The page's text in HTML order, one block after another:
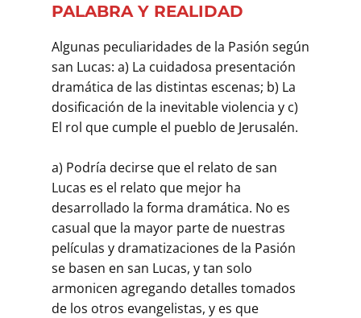
PALABRA Y REALIDAD
Algunas peculiaridades de la Pasión según
san Lucas: a) La cuidadosa presentación
dramática de las distintas escenas; b) La
dosificación de la inevitable violencia y c)
El rol que cumple el pueblo de Jerusalén.
a) Podría decirse que el relato de san
Lucas es el relato que mejor ha
desarrollado la forma dramática. No es
casual que la mayor parte de nuestras
películas y dramatizaciones de la Pasión
se basen en san Lucas, y tan solo
armonicen agregando detalles tomados
de los otros evangelistas, y es que